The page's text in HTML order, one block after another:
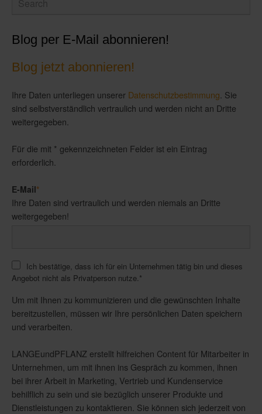
Blog per E-Mail abonnieren!
Blog jetzt abonnieren!
Ihre Daten unterliegen unserer Datenschutzbestimmung . Sie
sind selbstverständlich vertraulich und werden nicht an Dritte
weitergegeben.
Für die mit * gekennzeichneten Felder ist ein Eintrag
erforderlich.
E-Mail*
Ihre Daten sind vertraulich und werden niemals an Dritte
weitergegeben!
Ich bestätige, dass ich für ein Unternehmen tätig bin und dieses
Angebot nicht als Privatperson nutze.*
Um mit Ihnen zu kommunizieren und die gewünschten Inhalte
bereitzustellen, müssen wir Ihre persönlichen Daten speichern
und verarbeiten.
LANGEundPFLANZ erstellt hilfreichen Content für Mitarbeiter in
Unternehmen, um mit ihnen ins Gespräch zu kommen, ihnen
bei ihrer Arbeit in Marketing, Vertrieb und Kundenservice
behilflich zu sein und sie bezüglich unserer Produkte und
Dienstleistungen zu kontaktieren. Sie können sich jederzeit von